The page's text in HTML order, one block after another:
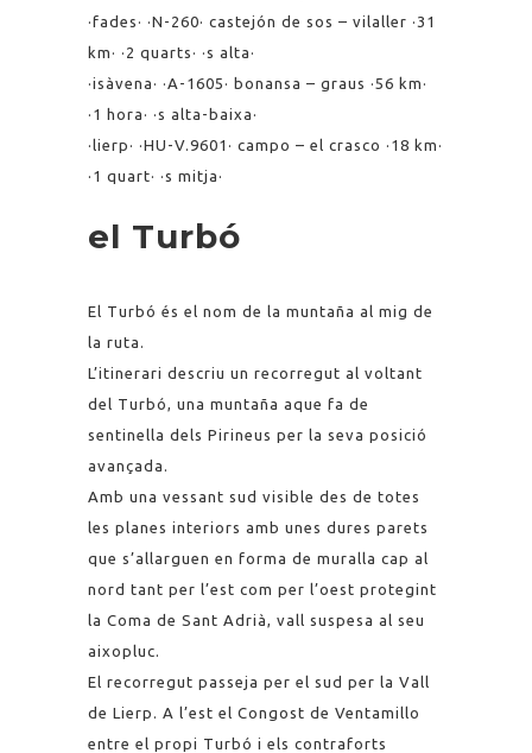
·fades· ·N-260· castejón de sos – vilaller ·31
km· ·2 quarts· ·s alta·
·isàvena· ·A-1605· bonansa – graus ·56 km·
·1 hora· ·s alta-baixa·
·lierp· ·HU-V.9601· campo – el crasco ·18 km·
·1 quart· ·s mitja·
el Turbó
El Turbó és el nom de la muntaña al mig de
la ruta.
L’itinerari descriu un recorregut al voltant
del Turbó, una muntaña aque fa de
sentinella dels Pirineus per la seva posició
avançada.
Amb una vessant sud visible des de totes
les planes interiors amb unes dures parets
que s’allarguen en forma de muralla cap al
nord tant per l’est com per l’oest protegint
la Coma de Sant Adrià, vall suspesa al seu
aixopluc.
El recorregut passeja per el sud per la Vall
de Lierp. A l’est el Congost de Ventamillo
entre el propi Turbó i els contraforts